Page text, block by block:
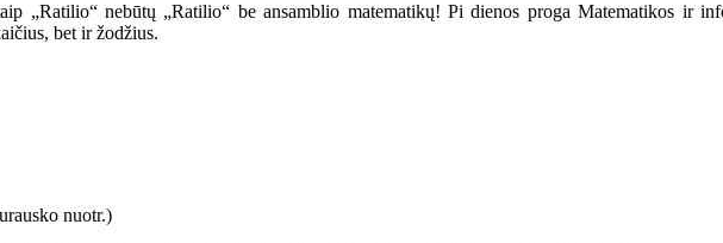
„Ratilio“ nebūtų „Ratilio“ be ansamblio matematikų! Pi dienos proga Matematikos ir
bet ir žodžius.